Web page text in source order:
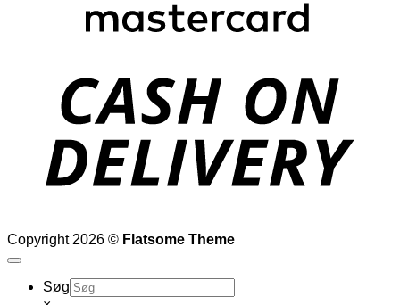
Copyright 2026 © Flatsome Theme
Søg